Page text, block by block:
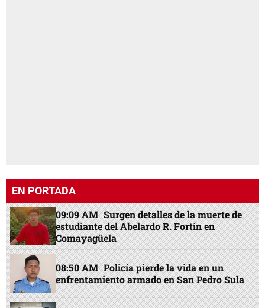
EN PORTADA
09:09 AM Surgen detalles de la muerte de
estudiante del Abelardo R. Fortín en
Comayagüela
08:50 AM Policía pierde la vida en un
enfrentamiento armado en San Pedro Sula